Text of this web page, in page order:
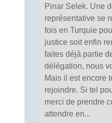
Pinar Selek. Une
représentative se
fois en Turquie
justice soit enfin
faites déjà partie
délégation, nous
Mais il est encore
rejoindre. Si tel
merci de prendre
attendre en...